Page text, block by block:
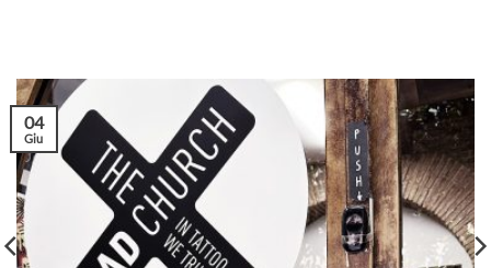
04
Giu